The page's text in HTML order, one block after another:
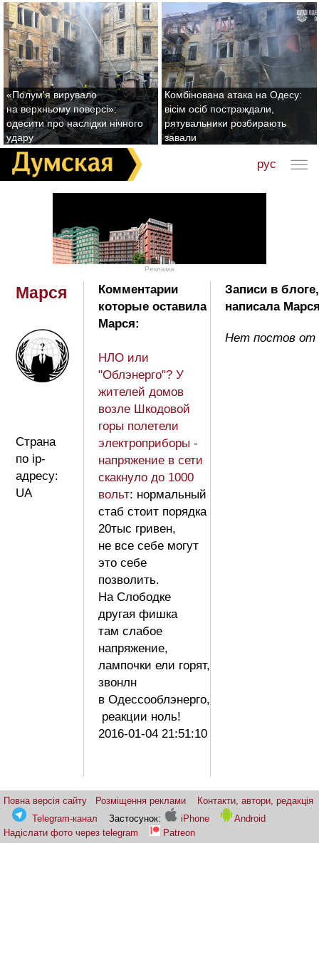
«Полум'я вирувало
на верхньому поверсі»:
одесити про наслідки нічного
удару
Комбінована атака на Одесу:
вісім осіб постраждали,
рятувальники розбирають
завали
рус
Реклама
Марся
Страна
по ip-
адресу:
UA
Комментарии
которые оставила
Марся:
НЛО или
"Облэнерго"? У
жителей домов
возле Шкодовой
горы полетели
электроприборы -
напряжение в сети
скакнуло до 1000
вольт: нормальный
стаб стоит порядка
20тыс гривен,
не все себе могут
это себе
позволить.
На Слободке
другая фишка
там слабое
напряжение,
лампочки ели горят,
звонлн
в Одессооблэнерго,
реакции ноль!
2016-01-04 21:51:10
Записи в
написала
Нет постов от
Повна версія сайту Розміщення реклами
Контакти, автори, редакція
Telegram-канал
Застосунок: iPhone
Android
Надіслати фото через telegram
Patreon